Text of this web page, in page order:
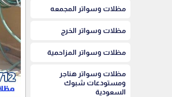
مظلات وسواتر المجمعه
مظلات وسواتر الخرج
مظلات وسواتر المزاحمية
مظلات وسواتر هناجر
ومستودعات شبوك
السعودية